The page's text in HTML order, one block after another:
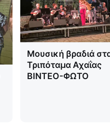
Μουσική βραδιά
Τριπόταμα Αχαΐας
ΒΙΝΤΕΟ-ΦΩΤΟ